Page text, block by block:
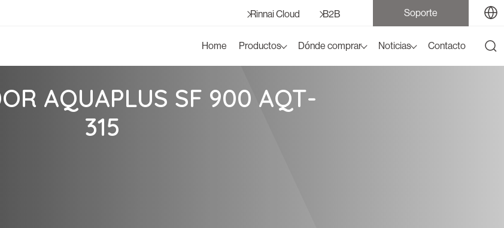
Rinnai Cloud B2B Soporte
Home Productos Dónde comprar Noticias Contacto
AQUAPLUS SF 900 AQT-
315